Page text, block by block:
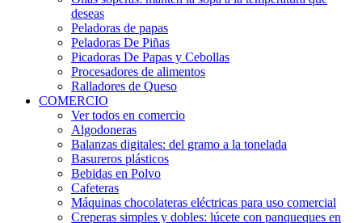
deseas
Peladoras de papas
Peladoras De Piñas
Picadoras De Papas y Cebollas
Procesadores de alimentos
Ralladores de Queso
COMERCIO
Ver todos en comercio
Algodoneras
Balanzas digitales: del gramo a la tonelada
Basureros plásticos
Bebidas en Polvo
Cafeteras
Máquinas chocolateras eléctricas para uso comercial
Creperas simples y dobles: lúcete con panqueques en